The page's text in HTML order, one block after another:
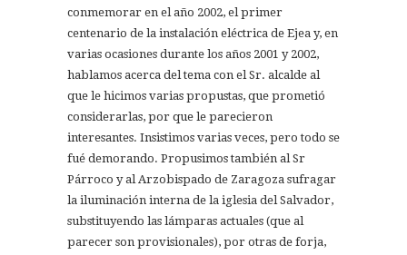
conmemorar en el año 2002, el primer
centenario de la instalación eléctrica de Ejea y, en
varias ocasiones durante los años 2001 y 2002,
hablamos acerca del tema con el Sr. alcalde al
que le hicimos varias propustas, que prometió
considerarlas, por que le parecieron
interesantes. Insistimos varias veces, pero todo se
fué demorando. Propusimos también al Sr
Párroco y al Arzobispado de Zaragoza sufragar
la iluminación interna de la iglesia del Salvador,
substituyendo las lámparas actuales (que al
parecer son provisionales), por otras de forja,